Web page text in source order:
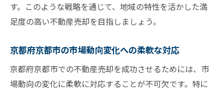
す。このような戦略を通じて、地域の特性を活かした満
足度の高い不動産売却を目指しましょう。
京都府京都市の市場動向変化への柔軟な対応
京都府京都市での不動産売却を成功させるためには、市
場動向の変化に柔軟に対応することが不可欠です。特に